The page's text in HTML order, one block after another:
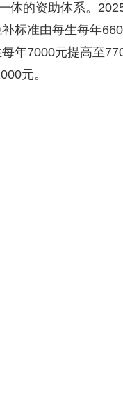
体的资助体系。
标准由每生每年
年7000元提高至
元。